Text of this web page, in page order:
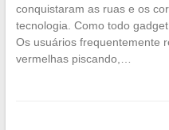
conquistaram as ruas e os
tecnologia. Como todo
Os usuários frequentemente
vermelhas piscando,…